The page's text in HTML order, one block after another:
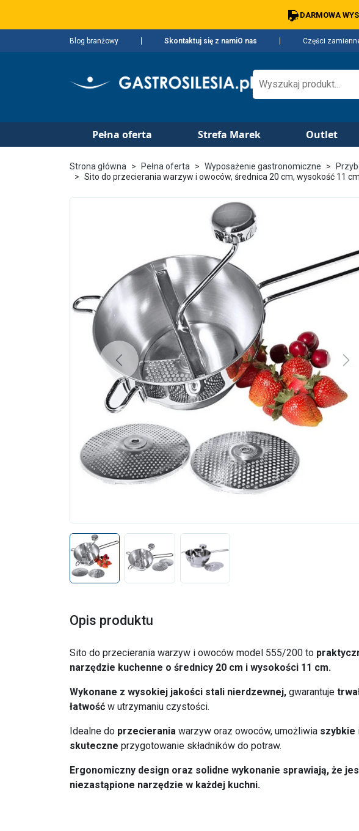
DARMOWA
Blog branżowy Skontaktuj się z namiO nas Części
Pełna oferta Strefa Marek Outlet
Strona główna Pełna oferta Wyposażenie gastronomiczne
Sito do przecierania warzyw i owoców, średnica 20 cm, wysokość 11
Previous Next
Opis produktu
Sito do przecierania warzyw i owoców model 555/200 to
narzędzie kuchenne o średnicy 20 cm i wysokości 11 cm.
Wykonane z wysokiej jakości stali nierdzewnej, gwarantuje
łatwość w utrzymaniu czystości.
Idealne do przecierania warzyw oraz owoców, umożliwia szybkie
skuteczne przygotowanie składników do potraw.
Ergonomiczny design oraz solidne wykonanie sprawiają, że
niezastąpione narzędzie w każdej kuchni.